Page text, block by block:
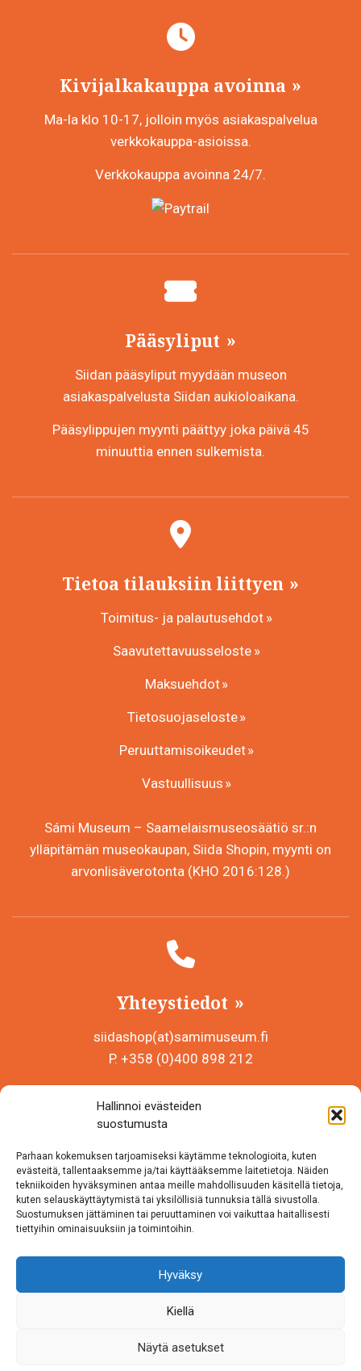
Hallinnoi evästeiden
suostumusta
Parhaan kokemuksen tarjoamiseksi käytämme teknologioita, kuten
evästeitä, tallentaaksemme ja/tai käyttääksemme laitetietoja. Näiden
tekniikoiden hyväksyminen antaa meille mahdollisuuden käsitellä tietoja,
kuten selauskäyttäytymistä tai yksilöllisiä tunnuksia tällä sivustolla.
Suostumuksen jättäminen tai peruuttaminen voi vaikuttaa haitallisesti
tiettyihin ominaisuuksiin ja toimintoihin.
Hyväksy
Kiellä
Näytä asetukset
Kivijalkakauppa avoinna
Ma-la klo 10-17, jolloin myös asiakaspalvelua
verkkokauppa-asioissa.
Verkkokauppa avoinna 24/7.
Pääsyliput
Siidan pääsyliput myydään museon
asiakaspalvelusta Siidan aukioloaikana.
Pääsylippujen myynti päättyy joka päivä 45
minuuttia ennen sulkemista.
Tietoa tilauksiin liittyen
Toimitus- ja palautusehdot
Saavutettavuusseloste
Maksuehdot
Tietosuojaseloste
Peruuttamisoikeudet
Vastuullisuus
Sámi Museum – Saamelaismuseosäätiö sr.:n
ylläpitämän museokaupan, Siida Shopin, myynti on
arvonlisäverotonta (KHO 2016:128.)
Yhteystiedot
siidashop(at)samimuseum.fi
P. +358 (0)400 898 212
Y-tunnus 0625907-2
Inarintie 46
99870 Inari
Löydät meidät myös somesta!
Instagram
Facebook